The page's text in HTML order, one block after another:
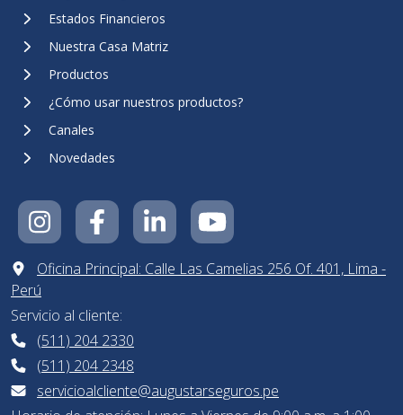
Estados Financieros
Nuestra Casa Matriz
Productos
¿Cómo usar nuestros productos?
Canales
Novedades
Oficina Principal: Calle Las Camelias 256 Of. 401, Lima -
Perú
Servicio al cliente:
(511) 204 2330
(511) 204 2348
servicioalcliente@augustarseguros.pe